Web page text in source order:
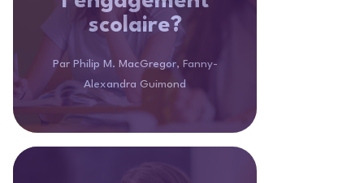
scolaire?
Par Philip M. MacGregor, Fanny-
Alexandra Guimond